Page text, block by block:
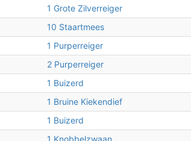
1 Grote Zilverreiger
10 Staartmees
1 Purperreiger
2 Purperreiger
1 Buizerd
1 Bruine Kiekendief
1 Buizerd
1 Knobbelzwaan